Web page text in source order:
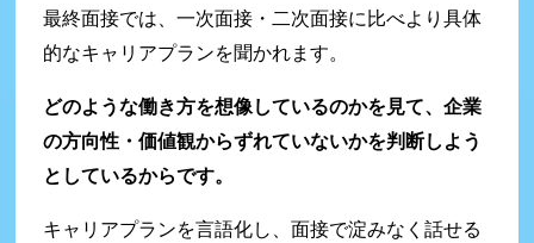
最終面接では、一次面接・二次面接に比べより具体
的なキャリアプランを聞かれます。
どのような働き方を想像しているのかを見て、企業
の方向性・価値観からずれていないかを判断しよう
としているからです。
キャリアプランを言語化し、面接で淀みなく話せる